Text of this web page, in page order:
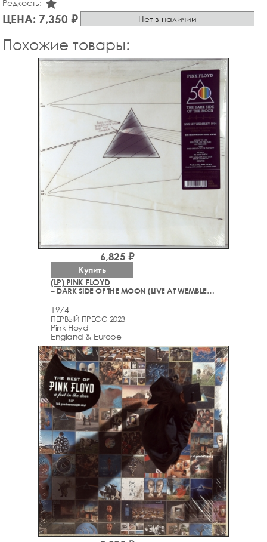
Редкость: star_rate
ЦЕНА: 7,350 ₽ Нет в наличии
Похожие товары:
(LP) PINK FLOYD
– DARK SIDE OF THE MOON (LIVE AT WEMBLEY 1974)
1974
ПЕРВЫЙ ПРЕСС 2023
Pink Floyd
England & Europe
6,825 ₽
Купить